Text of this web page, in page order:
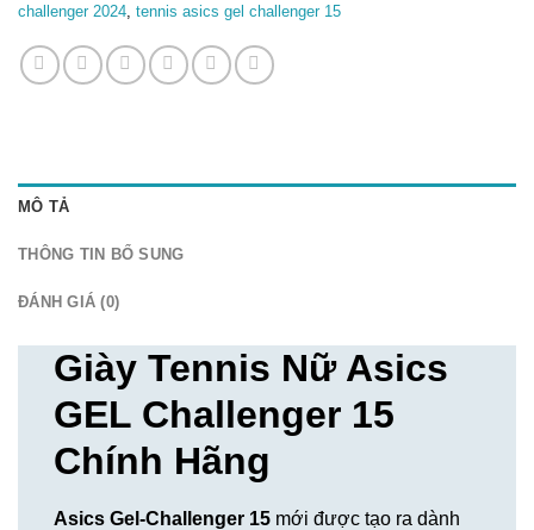
challenger 2024, tennis asics gel challenger 15
MÔ TẢ
THÔNG TIN BỔ SUNG
ĐÁNH GIÁ (0)
Giày Tennis Nữ Asics
GEL Challenger 15
Chính Hãng
Asics Gel-Challenger 15 mới được tạo ra dành